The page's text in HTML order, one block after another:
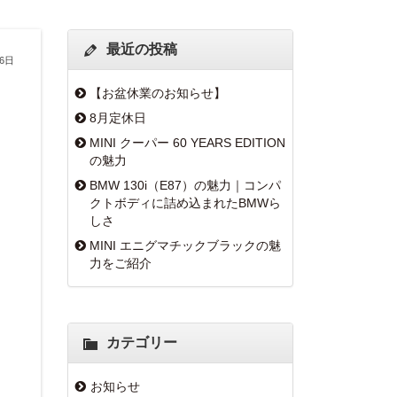
日
最近の投稿
【お盆休業のお知らせ】
8月定休日
MINI クーパー 60 YEARS EDITION
の魅力
BMW 130i（E87）の魅力｜コンパ
クトボディに詰め込まれたBMWら
しさ
MINI エニグマチックブラックの魅
力をご紹介
カテゴリー
お知らせ